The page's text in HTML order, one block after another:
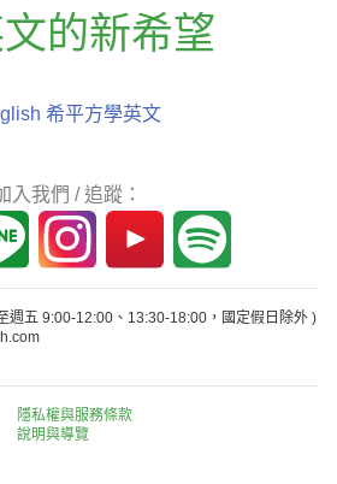
的新希望
希平方學英文
入我們 / 追蹤：
週五 9:00-12:00、13:30-18:00，國定假日除外 )
隱私權與服務條款
說明與導覽